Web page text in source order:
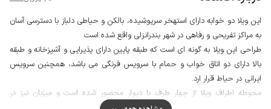
این ویلا دو خوابه دارای استهخر سرپوشیده، بالکن و حیاطی دلباز با دسترسی آسان
به مراکز تفریحی و رفاهی در شهر بندرانزلی واقع شده است.
طراحی این ویلا به گونه ای است که طبقه پایین دارای پذیرایی و آشپزخانه و طبقه
بالا دارای دو اتاق خواب و حمام با سرویس فرنگی می باشد، همچنین سرویس
ایرانی در حیاط قرار ارد.
محوطه اطراف ویلا از چهار طرف با دیوار محصور شده است و میزبان نیز در